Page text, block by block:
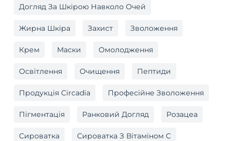
Догляд За Шкірою Навколо Очей
Жирна Шкіра Захист Зволоження
Крем Маски Омолодження
Освітлення Очищення Пептиди
Продукція Circadia Професійне Зволоження
Пігментація Ранковий Догляд Розацеа
Сироватка Сироватка З Вітаміном C